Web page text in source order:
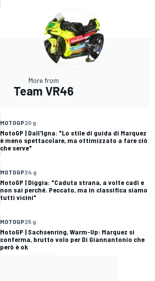
More from
Team VR46
MOTOGP20 g
MotoGP | Dall'Igna: "Lo stile di guida di Marquez
è meno spettacolare, ma ottimizzato a fare ciò
che serve"
MOTOGP24 g
MotoGP | Diggia: "Caduta strana, a volte cadi e
non sai perché. Peccato, ma in classifica siamo
tutti vicini"
MOTOGP25 g
MotoGP | Sachsenring, Warm-Up: Marquez si
conferma, brutto volo per Di Giannantonio che
però è ok